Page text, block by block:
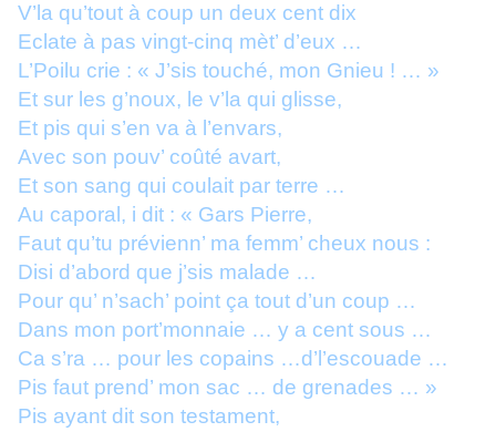
V’la qu’tout à coup un deux cent dix
Eclate à pas vingt-cinq mèt’ d’eux …
L’Poilu crie : « J’sis touché, mon Gnieu ! … »
Et sur les g’noux, le v’la qui glisse,
Et pis qui s’en va à l’envars,
Avec son pouv’ coûté avart,
Et son sang qui coulait par terre …
Au caporal, i dit : « Gars Pierre,
Faut qu’tu prévienn’ ma femm’ cheux nous :
Disi d’abord que j’sis malade …
Pour qu’ n’sach’ point ça tout d’un coup …
Dans mon port’monnaie … y a cent sous …
Ca s’ra … pour les copains …d’l’escouade …
Pis faut prend’ mon sac … de grenades … »
Pis ayant dit son testament,